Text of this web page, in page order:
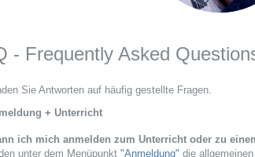
- Frequently Asked
Sie Antworten auf häufig gestellte Fragen.
+ Unterricht
ich mich anmelden zum Unterricht oder zu
unter dem Menüpunkt "Anmeldung" die allgemeinen